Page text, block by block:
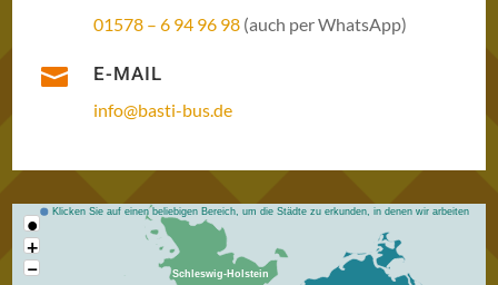
01578 – 6 94 96 98(auch per WhatsApp)
 E-MAIL
info@basti-bus.de
Schleswig-Holstein
Klicken Sie auf einen beliebigen Bereich, um die Städte zu erkunden, in denen wir arbeiten
•
+
−